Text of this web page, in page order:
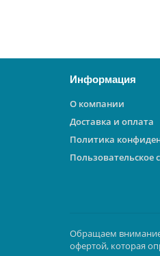
Информация
О компании
Доставка и оплата
Политика
Пользовательское
Обращаем внимание
офертой, которая